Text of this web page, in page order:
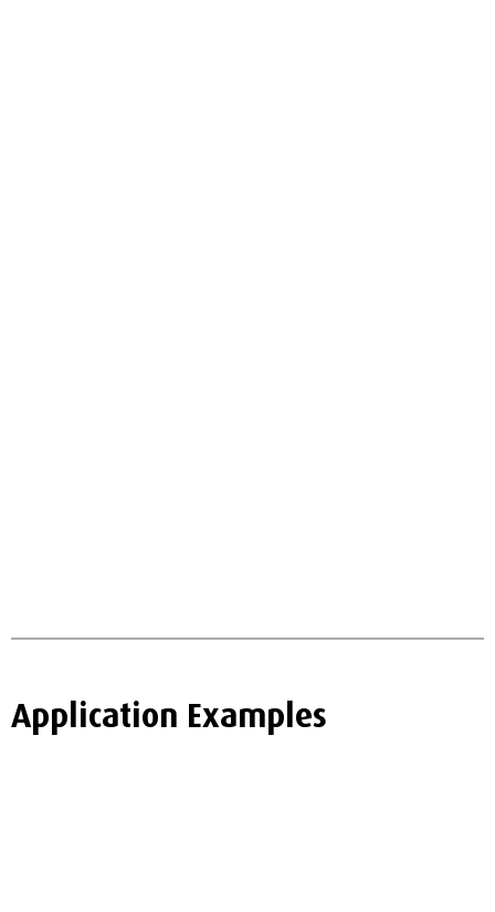
Application Examples